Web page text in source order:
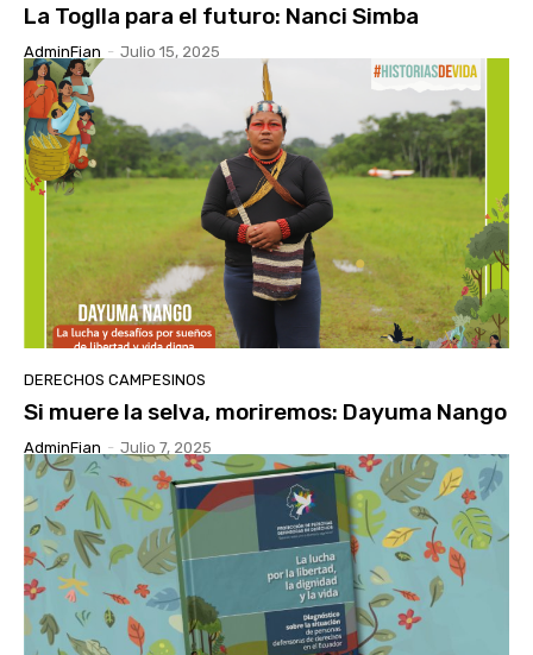
La Toglla para el futuro: Nanci Simba
AdminFian - Julio 15, 2025
DERECHOS CAMPESINOS
Si muere la selva, moriremos: Dayuma Nango
AdminFian - Julio 7, 2025